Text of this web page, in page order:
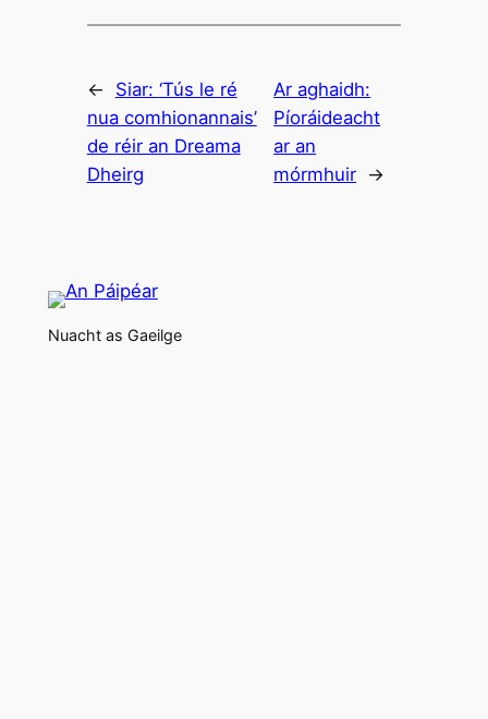
← Siar: ‘Tús le ré
nua comhionannais’
de réir an Dreama
Dheirg
Ar aghaidh:
Píoráideacht
ar an
mórmhuir →
Nuacht as Gaeilge